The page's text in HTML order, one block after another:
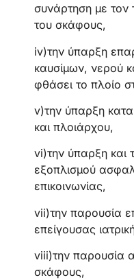
συνάρτηση με τον
του σκάφους,
iv)την ύπαρξη
καυσίμων, νερού
φθάσει το πλοίο
v)την ύπαρξη
και πλοιάρχου,
vi)την ύπαρξη και
εξοπλισμού
επικοινωνίας,
vii)την παρουσία
επείγουσας
viii)την παρουσία
σκάφους,